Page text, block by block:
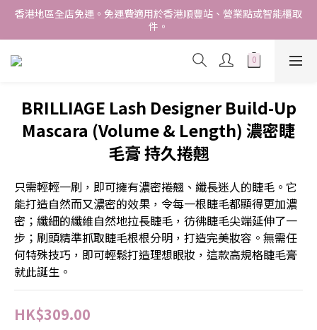
香港地區全店免運。免運費適用於香港順豐站、營業點或智能櫃取
件。
香港地區全店免運。免運費適用於香港順豐站、營業點或智能櫃取
件。
Free delivery within Hong Kong SAR. Applicable to Hong
Kong S.F store,business station or SF locker pick up.
STARTING FROM HKD280/3KG.
香港地區全店免運。免運費適用於香港順豐站、營業點或智能櫃取
件。
BRILLIAGE Lash Designer Build-Up
Mascara (Volume & Length) 濃密睫
毛膏 持久捲翹
只需輕輕一刷，即可擁有濃密捲翹、纖長迷人的睫毛。它
能打造自然而又濃密的效果，令每一根睫毛都顯得更加濃
密；纖細的纖維自然地拉長睫毛，彷彿睫毛尖端延伸了一
步；刷頭精準抓取睫毛根根分明，打造完美妝容。無需任
何特殊技巧，即可輕鬆打造理想眼妝，這款高規格睫毛膏
就此誕生。
HK$309.00